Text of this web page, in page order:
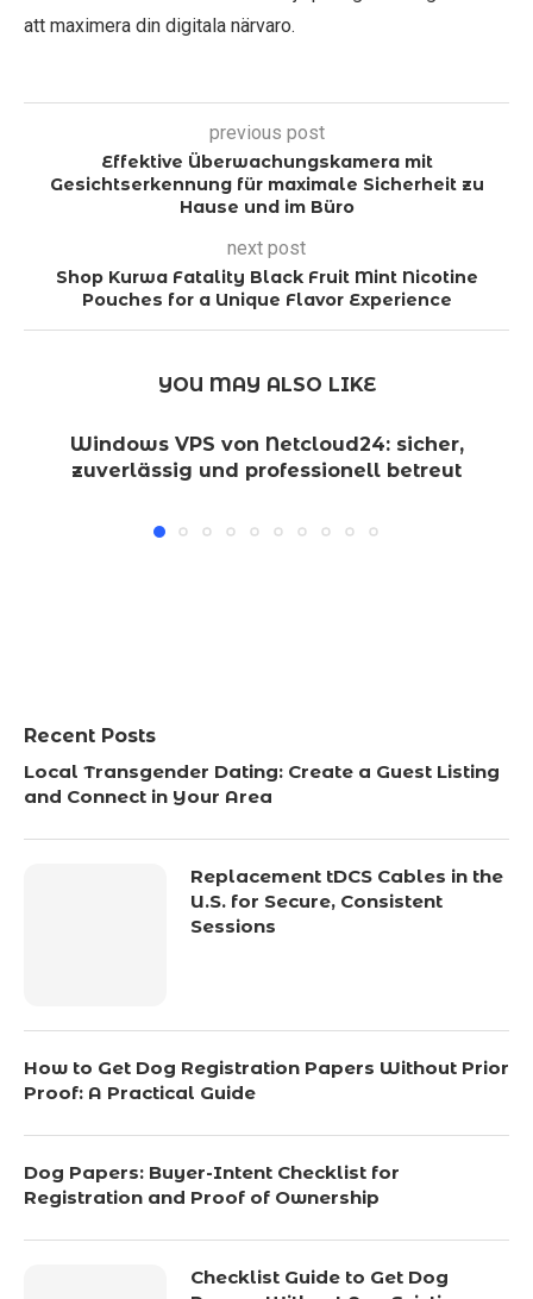
att maximera din digitala närvaro.
previous post
Effektive Überwachungskamera mit
Gesichtserkennung für maximale Sicherheit zu
Hause und im Büro
next post
Shop Kurwa Fatality Black Fruit Mint Nicotine
Pouches for a Unique Flavor Experience
YOU MAY ALSO LIKE
Windows VPS von Netcloud24: sicher,
zuverlässig und professionell betreut
Recent Posts
Local Transgender Dating: Create a Guest Listing
and Connect in Your Area
Replacement tDCS Cables in the
U.S. for Secure, Consistent
Sessions
How to Get Dog Registration Papers Without Prior
Proof: A Practical Guide
Dog Papers: Buyer-Intent Checklist for
Registration and Proof of Ownership
Checklist Guide to Get Dog